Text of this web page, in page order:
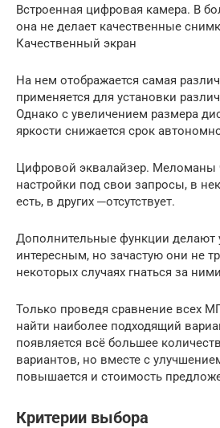
Встроенная цифровая камера. В
она не делает качественные
Качественный экран
На нем отображается самая
применяется для установки
Однако с увеличением размера
яркости снижается срок
Цифровой эквалайзер. Меломаны
настройки под свои запросы, в
есть, в других ─отсутствует.
Дополнительные функции делают
интересным, но зачастую они не
некоторых случаях гнаться за
Только проведя сравнение всех
найти наиболее подходящий
появляется всё большее
вариантов, но вместе с
повышается и стоимость
Критерии выбора